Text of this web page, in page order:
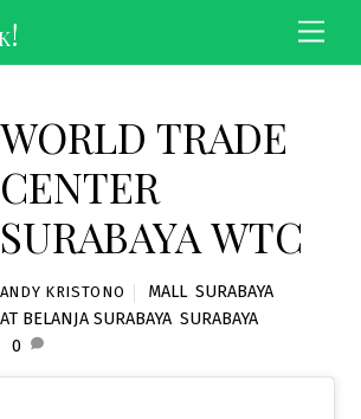
WORLD TRADE
CENTER
SURABAYA WTC
ANDY KRISTONO MALL, SURABAYA
BELANJA SURABAYA, SURABAYA
0